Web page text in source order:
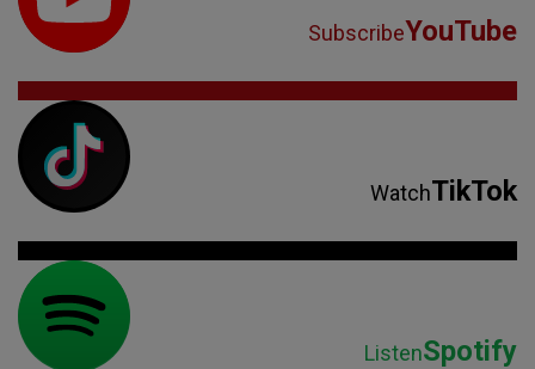
SubscribeYouTube
WatchTikTok
ListenSpotify